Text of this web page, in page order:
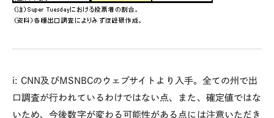
i: CNN及びMSNBCのウェブサイトより入手。全ての州で出
口調査が行われているわけではない点、また、確定値ではな
いため、今後数字が変わる可能性がある点には注意いただき